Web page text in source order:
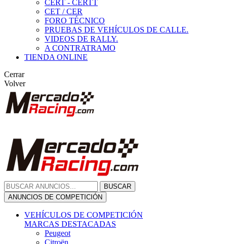
CERT - CERTT
CET / CER
FORO TÉCNICO
PRUEBAS DE VEHÍCULOS DE CALLE.
VIDEOS DE RALLY.
A CONTRATRAMO
TIENDA ONLINE
Cerrar
Volver
BUSCAR
ANUNCIOS DE COMPETICIÓN
VEHÍCULOS DE COMPETICIÓN
MARCAS DESTACADAS
Peugeot
Citroën
Renault